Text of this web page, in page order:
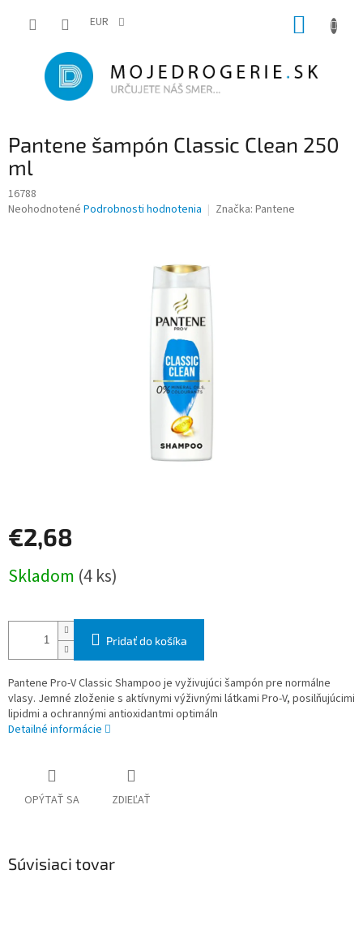
EUR
Pantene šampón Classic Clean 250
ml
16788
Priemerné
Neohodnotené Podrobnosti hodnotenia Značka: Pantene
€2,68
cena:
Skladom (4 ks)
Pridať do košíka
Pantene Pro-V Classic Shampoo je vyživujúci šampón pre normálne
vlasy. Jemné zloženie s aktívnymi výživnými látkami Pro-V, posilňujúcimi
lipidmi a ochrannými antioxidantmi optimáln
Detailné informácie
OPÝTAŤ SA ZDIEĽAŤ
Súvisiaci tovar